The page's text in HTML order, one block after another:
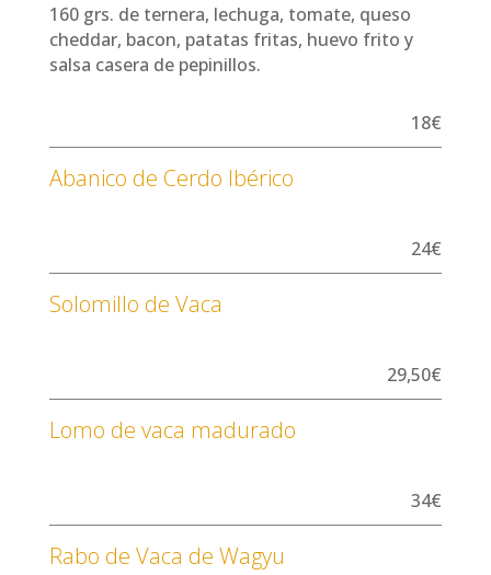
160 grs. de ternera, lechuga, tomate, queso
cheddar, bacon, patatas fritas, huevo frito y
salsa casera de pepinillos.
18€
Abanico de Cerdo Ibérico
24€
Solomillo de Vaca
29,50€
Lomo de vaca madurado
34€
Rabo de Vaca de Wagyu